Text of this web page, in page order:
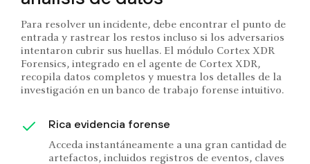
Para resolver un incidente, debe encontrar el punto de
entrada y rastrear los restos incluso si los adversarios
intentaron cubrir sus huellas. El módulo Cortex XDR
Forensics, integrado en el agente de Cortex XDR,
recopila datos completos y muestra los detalles de la
investigación en un banco de trabajo forense intuitivo.
Rica evidencia forense
Acceda instantáneamente a una gran cantidad de
artefactos, incluidos registros de eventos, claves